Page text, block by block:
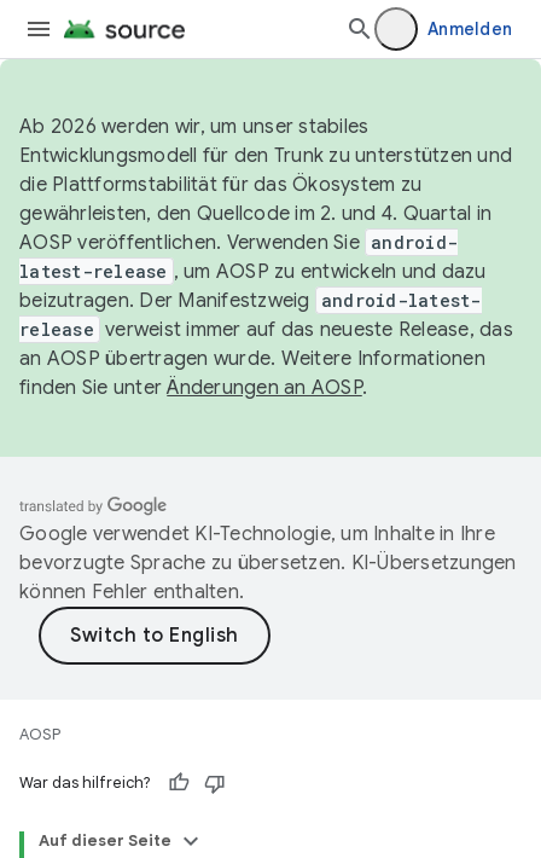
Anmelden
Ab 2026 werden wir, um unser stabiles
Entwicklungsmodell für den Trunk zu unterstützen und
die Plattformstabilität für das Ökosystem zu
gewährleisten, den Quellcode im 2. und 4. Quartal in
AOSP veröffentlichen. Verwenden Sie android-
latest-release , um AOSP zu entwickeln und dazu
beizutragen. Der Manifestzweig
android-latest-
release verweist immer auf das neueste Release, das
an AOSP übertragen wurde. Weitere Informationen
finden Sie unterÄnderungen an AOSP.
Google verwendet KI-Technologie, um Inhalte in Ihre
bevorzugte Sprache zu übersetzen. KI-Übersetzungen
können Fehler enthalten.
AOSP
War das hilfreich?
Auf dieser Seite